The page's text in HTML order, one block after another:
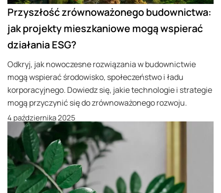
Przyszłość zrównoważonego budownictwa:
jak projekty mieszkaniowe mogą wspierać
działania ESG?
Odkryj, jak nowoczesne rozwiązania w budownictwie
mogą wspierać środowisko, społeczeństwo i ładu
korporacyjnego. Dowiedz się, jakie technologie i strategie
mogą przyczynić się do zrównoważonego rozwoju.
4 października 2025